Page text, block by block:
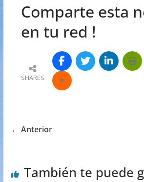
Comparte esta
en tu red !
SHARES
← Anterior
También te puede